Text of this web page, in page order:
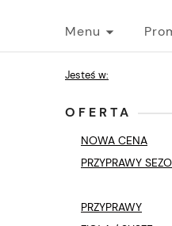
Menu
Jesteś w:
OFERTA
NOWA CENA
PRZYPRAWY
PRZYPRAWY